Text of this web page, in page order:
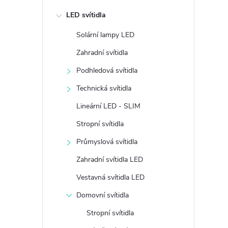
LED svítidla
Solární lampy LED
Zahradní svítidla
Podhledová svítidla
Technická svítidla
Lineární LED - SLIM
Stropní svítidla
Průmyslová svítidla
Zahradní svítidla LED
Vestavná svítidla LED
Domovní svítidla
Stropní svítidla